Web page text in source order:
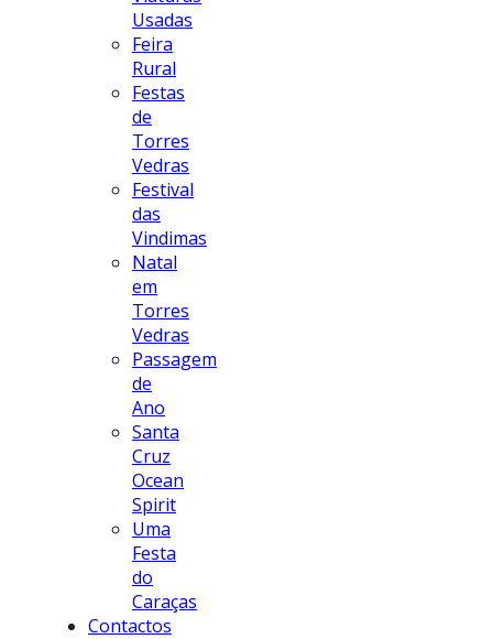
Usadas
Feira
Rural
Festas
de
Torres
Vedras
Festival
das
Vindimas
Natal
em
Torres
Vedras
Passagem
de
Ano
Santa
Cruz
Ocean
Spirit
Uma
Festa
do
Caraças
Contactos